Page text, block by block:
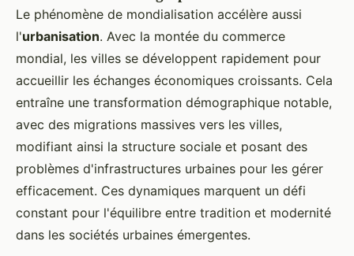
Le phénomène de mondialisation accélère aussi
l'urbanisation. Avec la montée du commerce
mondial, les villes se développent rapidement pour
accueillir les échanges économiques croissants. Cela
entraîne une transformation démographique notable,
avec des migrations massives vers les villes,
modifiant ainsi la structure sociale et posant des
problèmes d'infrastructures urbaines pour les gérer
efficacement. Ces dynamiques marquent un défi
constant pour l'équilibre entre tradition et modernité
dans les sociétés urbaines émergentes.